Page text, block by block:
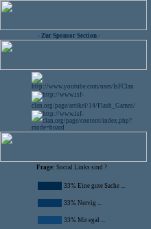
- Zur Sponsor Section -
Frage: Social Links sind ?
33% Eine gute Sache ...
33% Nervig ...
33% Mir egal ...